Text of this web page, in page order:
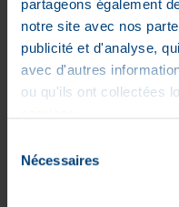
partageons également
notre site avec nos
publicité et d'analyse,
avec d'autres
ou qu'ils ont collectées
Nécessaires
72,40€
Hors stock